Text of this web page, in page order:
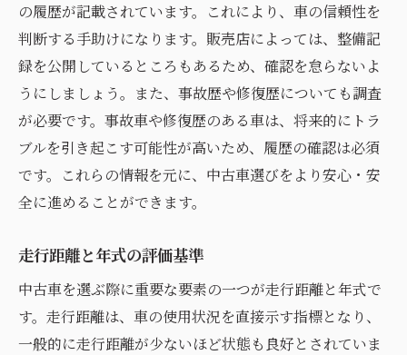
の履歴が記載されています。これにより、車の信頼性を
判断する手助けになります。販売店によっては、整備記
録を公開しているところもあるため、確認を怠らないよ
うにしましょう。また、事故歴や修復歴についても調査
が必要です。事故車や修復歴のある車は、将来的にトラ
ブルを引き起こす可能性が高いため、履歴の確認は必須
です。これらの情報を元に、中古車選びをより安心・安
全に進めることができます。
走行距離と年式の評価基準
中古車を選ぶ際に重要な要素の一つが走行距離と年式で
す。走行距離は、車の使用状況を直接示す指標となり、
一般的に走行距離が少ないほど状態も良好とされていま